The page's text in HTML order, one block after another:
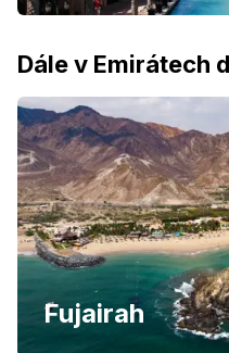
Dále v Emirátech
Fujairah